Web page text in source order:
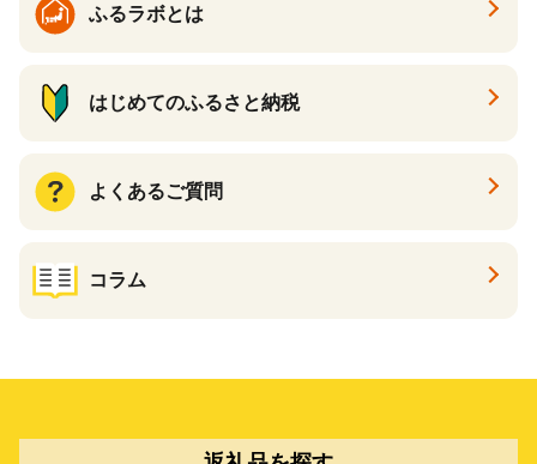
ふるラボとは
はじめてのふるさと納税
よくあるご質問
コラム